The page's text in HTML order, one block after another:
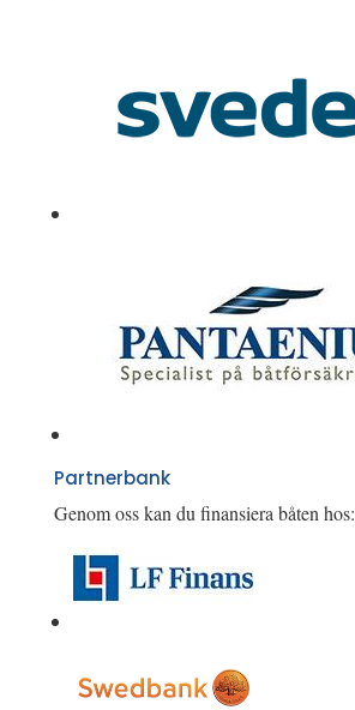
Partnerbank
Genom oss kan du finansiera båten hos: